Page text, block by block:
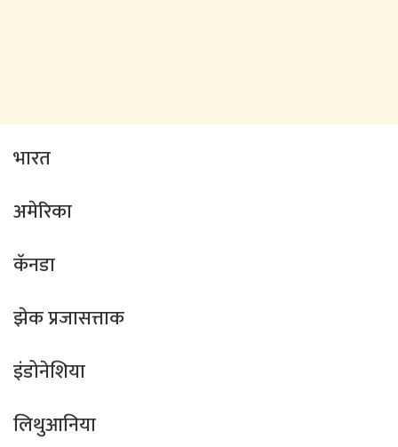
भारत
अमेरिका
कॅनडा
झेक प्रजासत्ताक
इंडोनेशिया
लिथुआनिया